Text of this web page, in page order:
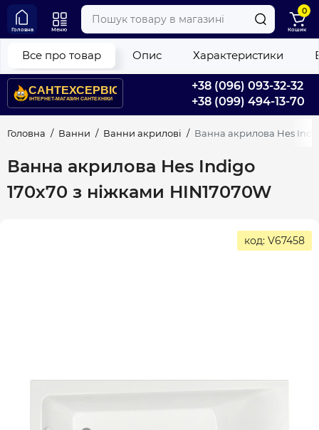
+38 (096) 093-32-32
+38 (099) 494-13-70
Головна Меню
0
Кошик
Головна Ванни Ванни акрилові Ванна акрилова Hes
Ванна акрилова Hes Indigo
170х70 з ніжками HIN17070W
Все про товар Опис Характеристики
код: V67458